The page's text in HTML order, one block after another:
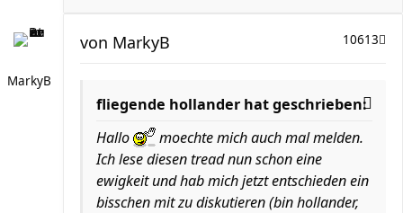
MarkyB
10613
von MarkyB
fliegende hollander hat geschrieben:
Hallo
moechte mich auch mal melden.
Ich lese diesen tread nun schon eine
ewigkeit und hab mich jetzt entschieden ein
bisschen mit zu diskutieren (bin hollander,